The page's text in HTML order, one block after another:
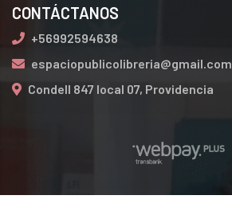
CONTÁCTANOS
+56992594638
espaciopublicolibreria@gmail.com
Condell 847 local 07, Providencia